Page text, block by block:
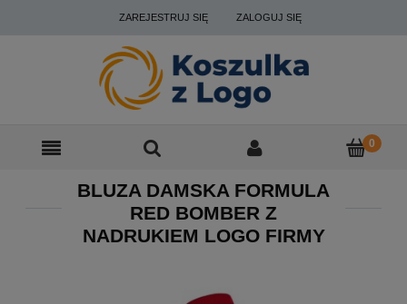
ZAREJESTRUJ SIĘ ZALOGUJ SIĘ
BLUZA DAMSKA FORMULA
RED BOMBER Z
NADRUKIEM LOGO FIRMY